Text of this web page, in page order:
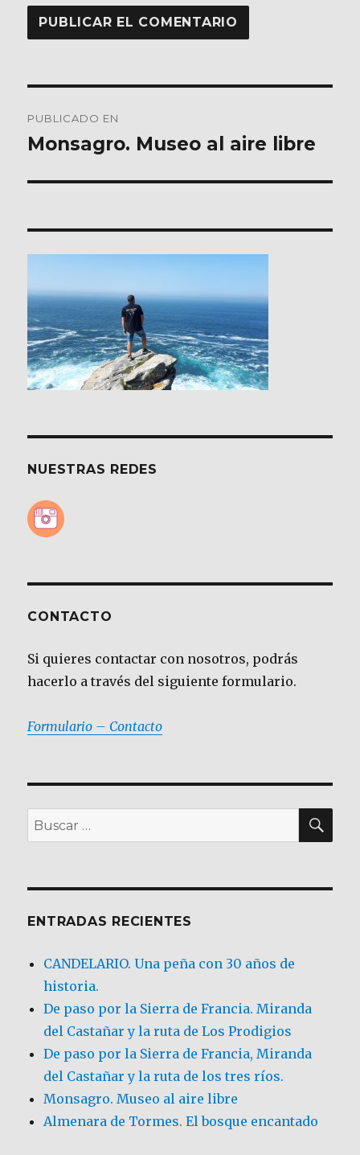
de
PUBLICADO EN
Monsagro. Museo al aire libre
NUESTRAS REDES
CONTACTO
Si quieres contactar con nosotros, podrás
hacerlo a través del siguiente formulario.
Formulario – Contacto
Buscar
por:
ENTRADAS RECIENTES
CANDELARIO. Una peña con 30 años de
historia.
De paso por la Sierra de Francia. Miranda
del Castañar y la ruta de Los Prodigios
De paso por la Sierra de Francia, Miranda
del Castañar y la ruta de los tres ríos.
Monsagro. Museo al aire libre
Almenara de Tormes. El bosque encantado